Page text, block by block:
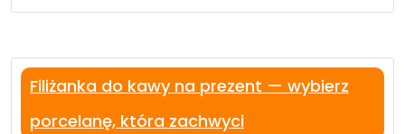
Filiżanka do kawy na prezent — wybierz
porcelanę, która zachwyci